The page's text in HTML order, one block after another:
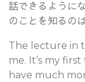
話できるように
のことを知るの
The lecture in
me. It’s my
have much